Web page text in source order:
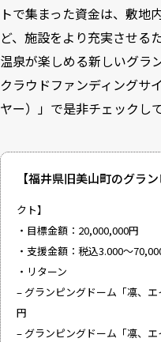
トで集まった資金は、敷地
ど、施設をより充実させる
温泉が楽しめる新しいグラ
クラウドファンディングサ
ヤー）」で是非チェックし
【福井県旧美山町のグラ
クト】
・目標金額：20,000,000円
・支援金額：税込3.000～
・リターン
– グランピングドーム「凛、
円
– グランピングドーム「凛、